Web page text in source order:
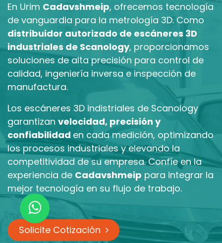
En Urim Cadavshmeip, ofrecemos tecnología
de vanguardia para la metrología 3D. Como
distribuidor autorizado de escáneres 3D
industriales de Scanology, proporcionamos
soluciones de alta precisión para control de
calidad, ingeniería inversa e inspección de
manufactura.
Los escáneres 3D indistriales de Scanology
garantizan velocidad, precisión y
confiabilidad en cada medición, optimizando
los procesos industriales y elevando la
competitividad de su empresa. Confíe en la
experiencia de Cadavshmeip para integrar la
mejor tecnología en su flujo de trabajo.
Solicite Cotización